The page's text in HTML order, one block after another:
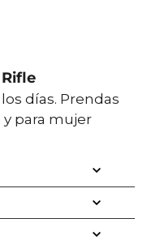
días. Prendas
para mujer